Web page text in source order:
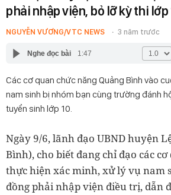
phải nhập viện, bỏ lỡ kỳ thi lớp
NGUYỄN VƯƠNG/VTC NEWS 3 năm trước
Nghe đọc bài 1:47
Các cơ quan chức năng Quảng Bình vào
nam sinh bị nhóm bạn cùng trường đánh
tuyển sinh lớp 10.
Ngày 9/6, lãnh đạo UBND huyện
Bình), cho biết đang chỉ đạo các
thực hiện xác minh, xử lý vụ nam
đồng phải nhập viện điều trị, dẫn